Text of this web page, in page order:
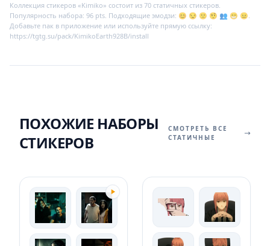
Коллекция стикеров «Kimiko» состоит из 70 статичных стикеров.
Популярность набора: 96 pts. Подходящие эмодзи: 😊 😒 🙁 🤨 👥 😁 😐.
Добавьте пак в приложение или используйте прямую ссылку:
https://tgtg.su/pack/KimikoEarth928B/install
ПОХОЖИЕ НАБОРЫ
СТИКЕРОВ
СМОТРЕТЬ ВСЕ
СТАТИЧНЫЕ